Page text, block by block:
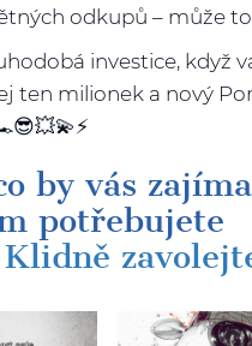
odkupů – může
investice, když
ten milionek a nový
by vás
potřebujete
Klidně